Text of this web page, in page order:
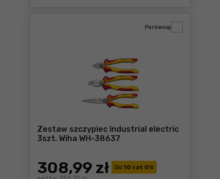
Zestaw szczypiec Industrial electric
3szt. Wiha WH-38637
Do 10 rat 0%
308,99 zł
Porównaj